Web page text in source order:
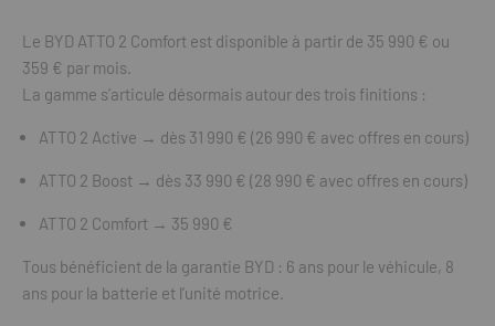
Le BYD ATTO 2 Comfort est disponible à partir de 35 990 € ou
359 € par mois.
La gamme s’articule désormais autour des trois finitions :
ATTO 2 Active → dès 31 990 € (26 990 € avec offres en cours)
ATTO 2 Boost → dès 33 990 € (28 990 € avec offres en cours)
ATTO 2 Comfort → 35 990 €
Tous bénéficient de la garantie BYD : 6 ans pour le véhicule, 8
ans pour la batterie et l’unité motrice.